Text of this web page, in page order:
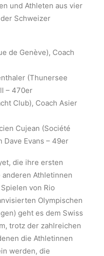
und Athleten aus vier
Schweizer
de Genève), Coach
(Thunersee
– 470er
Club), Coach Asier
Cujean (Société
Dave Evans – 49er
die ihre ersten
Athletinnen
von Rio
Olympischen
geht es dem Swiss
trotz der zahlreichen
die Athletinnen
werden, die